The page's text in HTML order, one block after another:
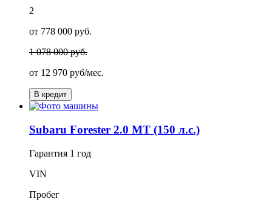
2
от 778 000 руб.
1 078 000 руб.
от 12 970 руб/мес.
В кредит
Subaru Forester 2.0 MT (150 л.с.)
Гарантия 1 год
VIN
Пробег